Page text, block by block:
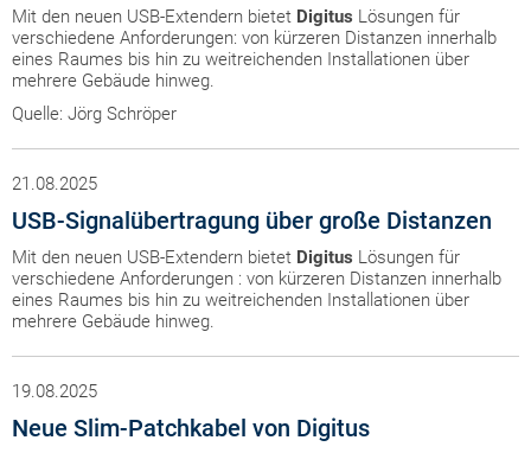
Mit den neuen USB-Extendern bietet Digitus Lösungen für
verschiedene Anforderungen: von kürzeren Distanzen innerhalb
eines Raumes bis hin zu weitreichenden Installationen über
mehrere Gebäude hinweg.
Quelle: Jörg Schröper
21.08.2025
USB-Signalübertragung über große Distanzen
Mit den neuen USB-Extendern bietet Digitus Lösungen für
verschiedene Anforderungen : von kürzeren Distanzen innerhalb
eines Raumes bis hin zu weitreichenden Installationen über
mehrere Gebäude hinweg.
19.08.2025
Neue Slim-Patchkabel von Digitus